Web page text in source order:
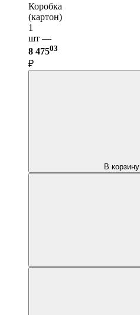
Коробка
(картон)
1
шт —
8 47503
₽
В корзину